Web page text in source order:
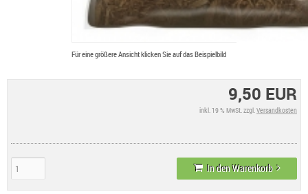
Für eine größere Ansicht klicken Sie auf das Beispielbild
9,50 EUR
inkl. 19 % MwSt. zzgl.Versandkosten
In den Warenkorb